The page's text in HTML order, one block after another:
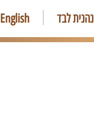
נהנית לבד English